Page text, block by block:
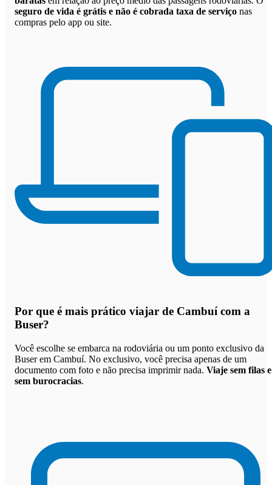
seguro de vida é grátis e não é cobrada taxa de serviço nas
compras pelo app ou site.
Por que é mais prático viajar de Cambuí com a
Buser?
Você escolhe se embarca na rodoviária ou um ponto exclusivo da
Buser em Cambuí. No exclusivo, você precisa apenas de um
documento com foto e não precisa imprimir nada. Viaje sem filas e
sem burocracias.